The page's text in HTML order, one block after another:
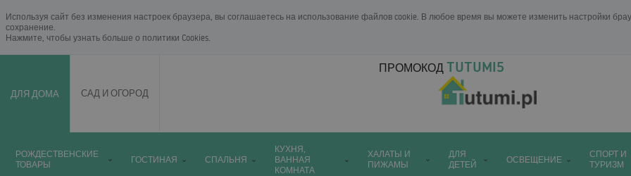
Используя сайт без изменения настроек браузера, вы соглашаетесь на использование файлов cookie. В любое время вы можете изменить настройки
сохранение.
Нажмите, чтобы узнать больше о политики Cookies.
ДЛЯ ДОМА САД И ОГОРОД
ПРОМОКОД TUTUMI5
РОЖДЕСТВЕНСКИЕ
ТОВАРЫ
ГОСТИНАЯ СПАЛЬНЯ
КУХНЯ,
ВАННАЯ
КОМНАТА
ХАЛАТЫ И
ПИЖАМЫ
ДЛЯ
ДЕТЕЙ
ОСВЕЩЕНИЕ
СПОРТ И
ТУРИЗМ